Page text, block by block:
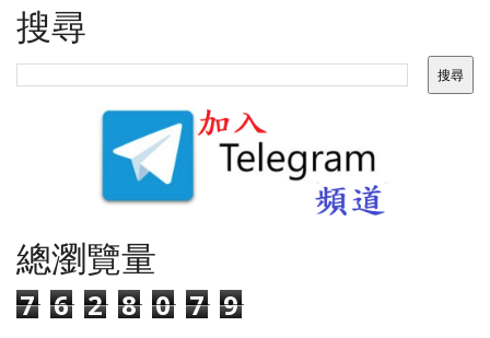
o
搜尋
總瀏覽量
7 6 2 8 0 7 9